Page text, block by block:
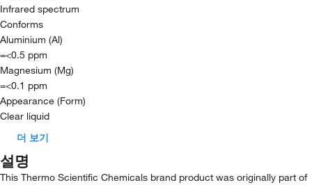
Infrared spectrum
Conforms
Aluminium (Al)
=<0.5 ppm
Magnesium (Mg)
=<0.1 ppm
Appearance (Form)
Clear liquid
더 보기
설명
This Thermo Scientific Chemicals brand product was originally part of